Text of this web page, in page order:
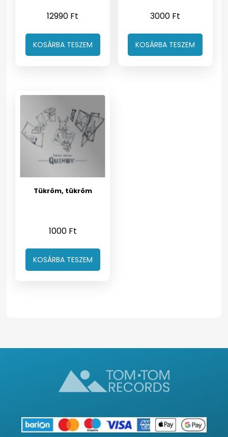
12990 Ft
KOSÁRBA TESZEM
3000 Ft
KOSÁRBA TESZEM
Tükröm, tükröm
1000 Ft
KOSÁRBA TESZEM